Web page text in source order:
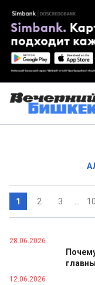
1 2 3
28.06.2026
12.06.2026